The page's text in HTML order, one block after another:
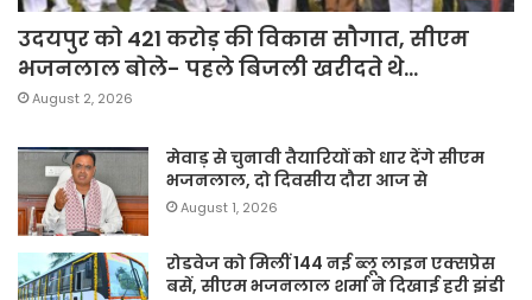
उदयपुर को 421 करोड़ की विकास सौगात, सीएम
भजनलाल बोले- पहले बिजली खरीदते थे…
August 2, 2026
मेवाड़ से चुनावी तैयारियों को धार देंगे सीएम
भजनलाल, दो दिवसीय दौरा आज से
August 1, 2026
रोडवेज को मिलीं 144 नई ब्लू लाइन एक्सप्रेस
बसें, सीएम भजनलाल शर्मा ने दिखाई हरी झंडी